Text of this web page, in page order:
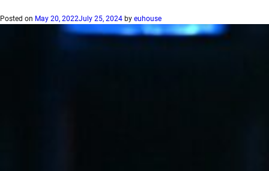
Posted on May 20, 2022July 25, 2024 by euhouse